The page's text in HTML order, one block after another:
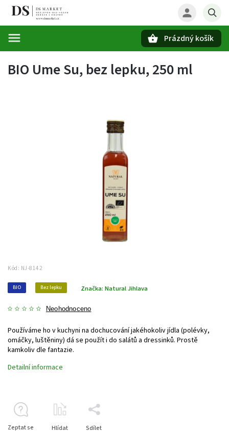
Prázdný košík
BIO Ume Su, bez lepku, 250 ml
Kód: NJ-8142
BIO Bez lepku
Neohodnoceno
Značka: Natural Jihlava
Používáme ho v kuchyni na dochucování jakéhokoliv jídla (polévky,
omáčky, luštěniny) dá se použít i do salátů a dressinků. Prostě
kamkoliv dle fantazie.
Detailní informace
Zeptat se Hlídat Sdílet